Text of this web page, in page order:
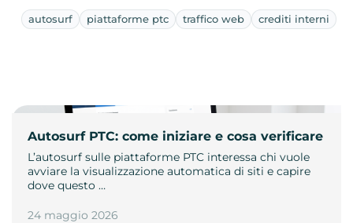
autosurf piattaforme ptc traffico web crediti interni
Autosurf PTC: come iniziare e cosa verificare
L’autosurf sulle piattaforme PTC interessa chi vuole
avviare la visualizzazione automatica di siti e capire
dove questo …
24 maggio 2026